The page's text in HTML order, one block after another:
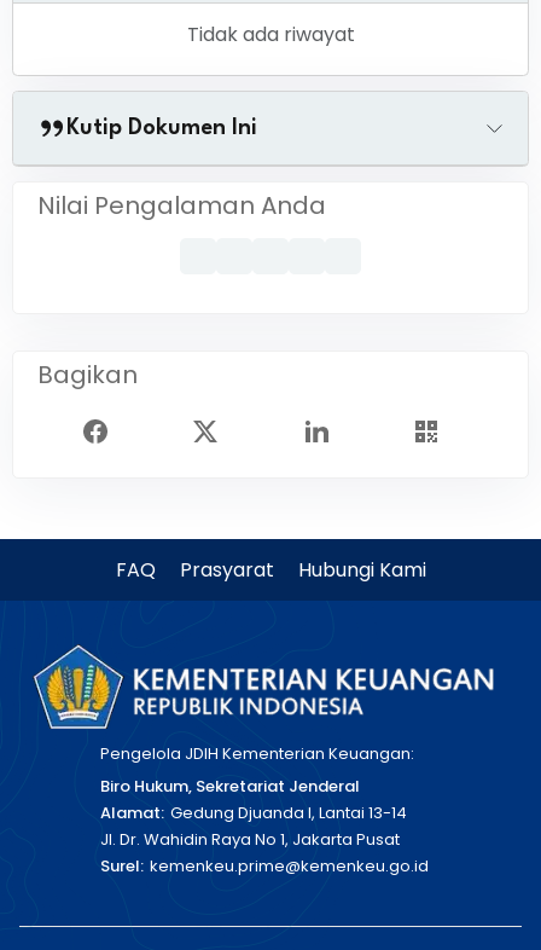
Tidak ada riwayat
Kutip Dokumen Ini
Nilai Pengalaman Anda
Bagikan
FAQ Prasyarat Hubungi Kami
Pengelola JDIH Kementerian Keuangan:
Biro Hukum, Sekretariat Jenderal
Alamat: Gedung Djuanda I, Lantai 13-14
Jl. Dr. Wahidin Raya No 1, Jakarta Pusat
Surel: kemenkeu.prime@kemenkeu.go.id